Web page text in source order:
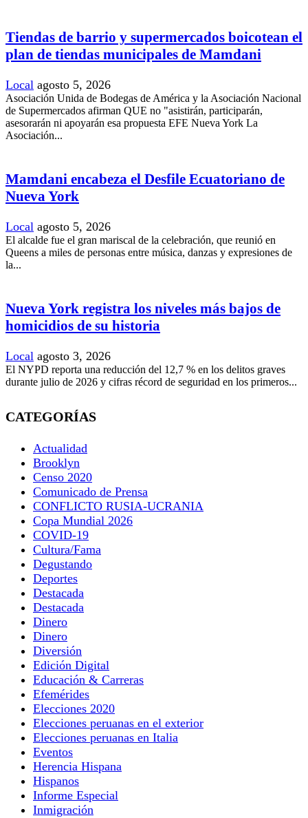
Tiendas de barrio y supermercados boicotean el
plan de tiendas municipales de Mamdani
Local agosto 5, 2026
Asociación Unida de Bodegas de América y la Asociación Nacional
de Supermercados afirman QUE no "asistirán, participarán,
asesorarán ni apoyarán esa propuesta EFE Nueva York La
Asociación...
Mamdani encabeza el Desfile Ecuatoriano de
Nueva York
Local agosto 5, 2026
El alcalde fue el gran mariscal de la celebración, que reunió en
Queens a miles de personas entre música, danzas y expresiones de
la...
Nueva York registra los niveles más bajos de
homicidios de su historia
Local agosto 3, 2026
El NYPD reporta una reducción del 12,7 % en los delitos graves
durante julio de 2026 y cifras récord de seguridad en los primeros...
CATEGORÍAS
Actualidad
Brooklyn
Censo 2020
Comunicado de Prensa
CONFLICTO RUSIA-UCRANIA
Copa Mundial 2026
COVID-19
Cultura/Fama
Degustando
Deportes
Destacada
Destacada
Dinero
Dinero
Diversión
Edición Digital
Educación & Carreras
Efemérides
Elecciones 2020
Elecciones peruanas en el exterior
Elecciones peruanas en Italia
Eventos
Herencia Hispana
Hispanos
Informe Especial
Inmigración